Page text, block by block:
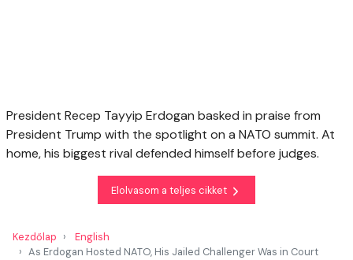
President Recep Tayyip Erdogan basked in praise from
President Trump with the spotlight on a NATO summit. At
home, his biggest rival defended himself before judges.
Elolvasom a teljes cikket
Kezdőlap
English
As Erdogan Hosted NATO, His Jailed Challenger Was in Court